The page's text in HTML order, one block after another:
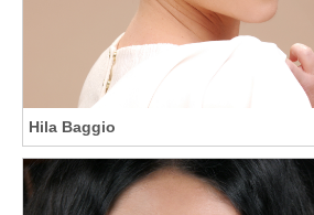
Hila Baggio
Link zur Künstler-Seite